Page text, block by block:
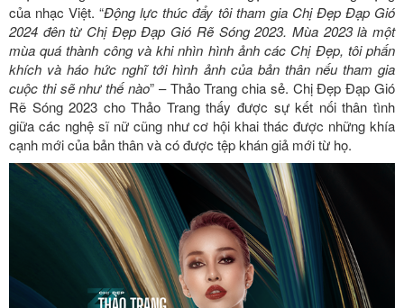
của nhạc Việt. “Động lực thúc đẩy tôi tham gia Chị Đẹp Đạp Gió
2024 đên từ Chị Đẹp Đạp Gió Rẽ Sóng 2023. Mùa 2023 là một
mùa quá thành công và khi nhìn hình ảnh các Chị Đẹp, tôi phấn
khích và háo hức nghĩ tới hình ảnh của bản thân nếu tham gia
cuộc thi sẽ như thế nào” – Thảo Trang chia sẻ. Chị Đẹp Đạp Gió
Rẽ Sóng 2023 cho Thảo Trang thấy được sự kết nối thân tình
giữa các nghệ sĩ nữ cũng như cơ hội khai thác được những khía
cạnh mới của bản thân và có được tệp khán giả mới từ họ.